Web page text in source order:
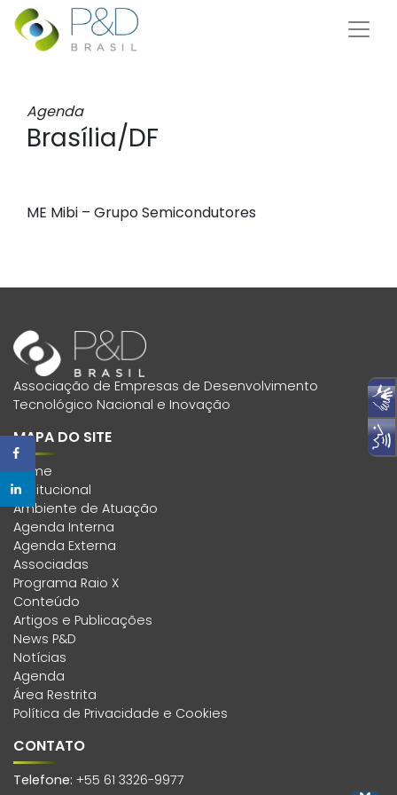
Agenda
Brasília/DF
ME Mibi – Grupo Semicondutores
Associação de Empresas de Desenvolvimento
Tecnológico Nacional e Inovação
MAPA DO SITE
Home
Institucional
Ambiente de Atuação
Agenda Interna
Agenda Externa
Associadas
Programa Raio X
Conteúdo
Artigos e Publicações
News P&D
Notícias
Agenda
Área Restrita
Política de Privacidade e Cookies
CONTATO
Telefone: +55 61 3326-9977